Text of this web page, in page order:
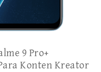
9 Pro+
Konten Kreator